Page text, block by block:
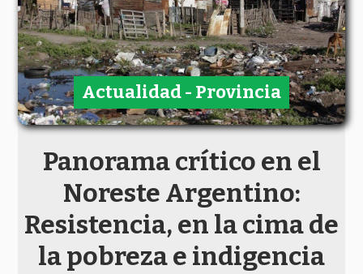
Panorama crítico en el
Noreste Argentino:
Resistencia, en la cima de
la pobreza e indigencia
Actualidad - Provincia